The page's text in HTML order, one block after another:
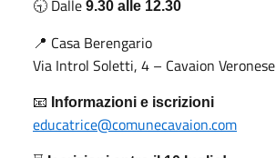
🕤 Dalle 9.30 alle 12.30
📍 Casa Berengario
Via Introl Soletti, 4 – Cavaion Veronese
📧 Informazioni e iscrizioni
educatrice@comunecavaion.com